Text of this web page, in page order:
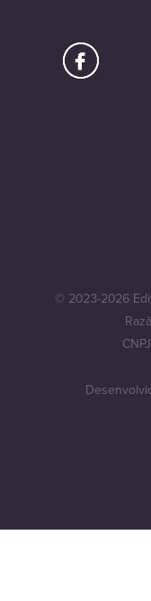
© 2023-2026